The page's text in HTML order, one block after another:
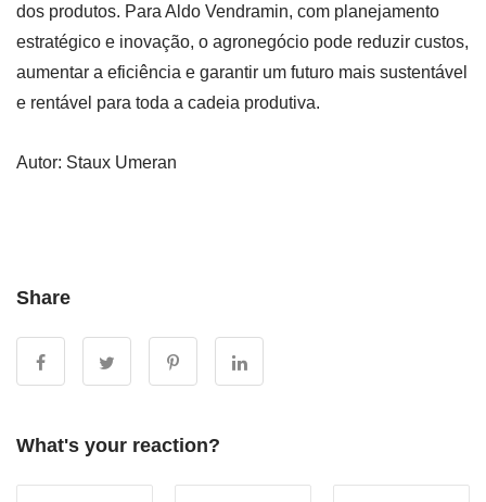
dos produtos. Para Aldo Vendramin, com planejamento
estratégico e inovação, o agronegócio pode reduzir custos,
aumentar a eficiência e garantir um futuro mais sustentável
e rentável para toda a cadeia produtiva.
Autor: Staux Umeran
Share
What's your reaction?